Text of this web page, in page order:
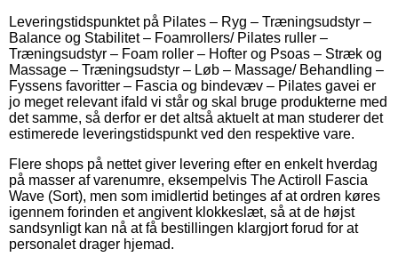
Leveringstidspunktet på Pilates – Ryg – Træningsudstyr –
Balance og Stabilitet – Foamrollers/ Pilates ruller –
Træningsudstyr – Foam roller – Hofter og Psoas – Stræk og
Massage – Træningsudstyr – Løb – Massage/ Behandling –
Fyssens favoritter – Fascia og bindevæv – Pilates gavei er
jo meget relevant ifald vi står og skal bruge produkterne med
det samme, så derfor er det altså aktuelt at man studerer det
estimerede leveringstidspunkt ved den respektive vare.
Flere shops på nettet giver levering efter en enkelt hverdag
på masser af varenumre, eksempelvis The Actiroll Fascia
Wave (Sort), men som imidlertid betinges af at ordren køres
igennem forinden et angivent klokkeslæt, så at de højst
sandsynligt kan nå at få bestillingen klargjort forud for at
personalet drager hjemad.